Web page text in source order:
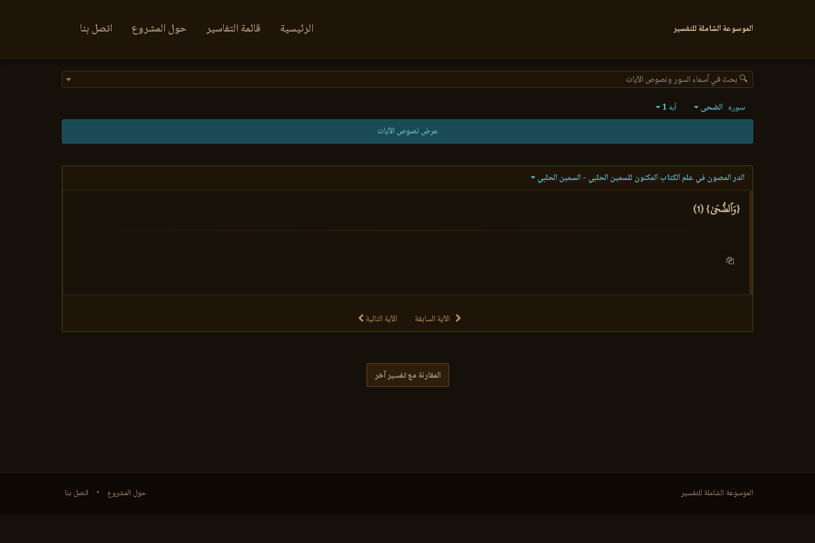
الموسوعة الشاملة للتفسير الرئيسية قائمة التفاسير حول المشروع اتصل بنا
🔍 بحث في أسماء السور ونصوص الآيات
سورة الضحى آية 1
عرض نصوص الآيات
الدر المصون في علم الكتاب المكنون للسمين الحلبي - السمين الحلبي
{وَٱلضُّحَىٰ} (1)
الآية السابقة الآية التالية
المقارنة مع تفسير آخر
حول المشروع • اتصل بنا الموسوعة الشاملة للتفسير